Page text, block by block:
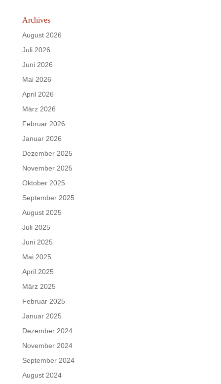
Archives
August 2026
Juli 2026
Juni 2026
Mai 2026
April 2026
März 2026
Februar 2026
Januar 2026
Dezember 2025
November 2025
Oktober 2025
September 2025
August 2025
Juli 2025
Juni 2025
Mai 2025
April 2025
März 2025
Februar 2025
Januar 2025
Dezember 2024
November 2024
September 2024
August 2024